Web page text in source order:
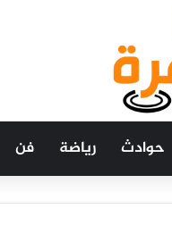
حوادث رياضة فن